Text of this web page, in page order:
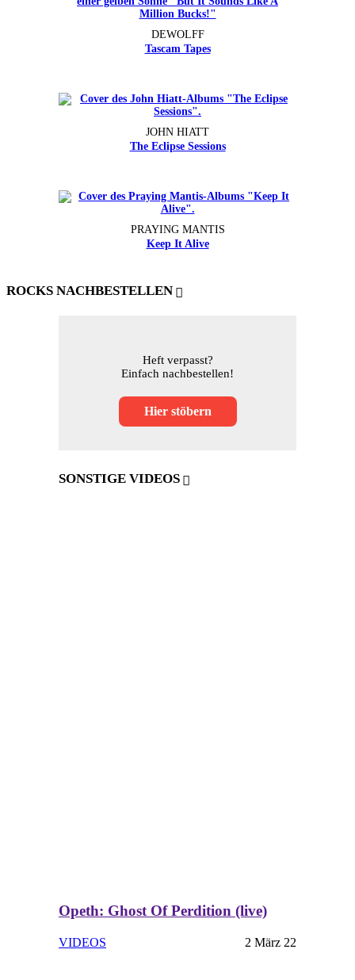
DEWOLFF
Tascam Tapes
JOHN HIATT
The Eclipse Sessions
PRAYING MANTIS
Keep It Alive
ROCKS NACHBESTELLEN
Heft verpasst?
Einfach nachbestellen!
Hier stöbern
SONSTIGE VIDEOS
Opeth: Ghost Of Perdition (live)
VIDEOS 2 März 22